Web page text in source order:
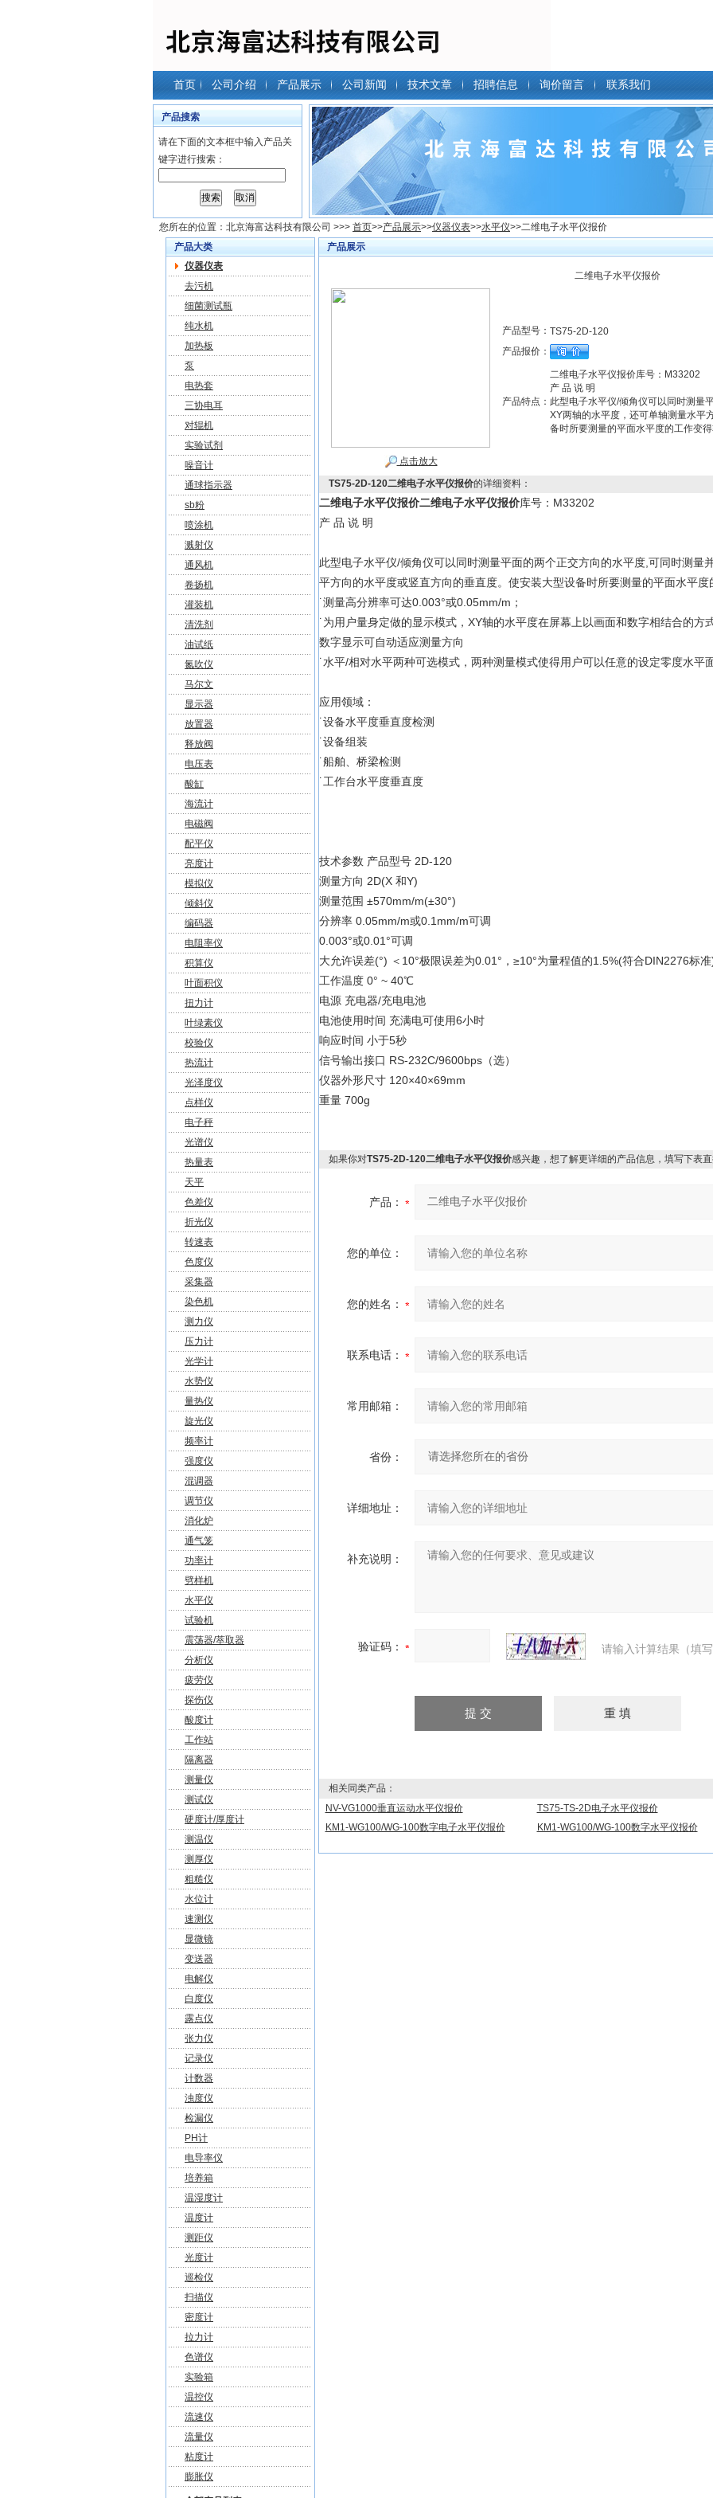
首页 公司介绍 产品展示 公司新闻 技术文章 招聘信息 询价留言 联系我们
产品搜索
请在下面的文本框中输入产品关
键字进行搜索：
您所在的位置： 北京海富达科技有限公司 >>> 首页>>产品展示>>仪器仪表>>水平仪>>二维电子水平仪报价
产品大类
仪器仪表
去污机
细菌测试瓶
纯水机
加热板
泵
电热套
三协电耳
对辊机
实验试剂
噪音计
通球指示器
sb粉
喷涂机
溅射仪
通风机
卷扬机
灌装机
清洗剂
油试纸
氮吹仪
马尔文
显示器
放置器
释放阀
电压表
酸缸
海流计
电磁阀
配平仪
亮度计
模拟仪
倾斜仪
编码器
电阻率仪
积算仪
叶面积仪
扭力计
叶绿素仪
校验仪
热流计
光泽度仪
点样仪
电子秤
光谱仪
热量表
天平
色差仪
折光仪
转速表
色度仪
采集器
染色机
测力仪
压力计
光学计
水势仪
量热仪
旋光仪
频率计
强度仪
混调器
调节仪
消化炉
通气笼
功率计
劈样机
水平仪
试验机
震荡器/萃取器
分析仪
疲劳仪
探伤仪
酸度计
工作站
隔离器
测量仪
测试仪
硬度计/厚度计
测温仪
测厚仪
粗糙仪
水位计
速测仪
显微镜
变送器
电解仪
白度仪
露点仪
张力仪
记录仪
计数器
浊度仪
检漏仪
PH计
电导率仪
培养箱
温湿度计
温度计
测距仪
光度计
巡检仪
扫描仪
密度计
拉力计
色谱仪
实验箱
温控仪
流速仪
流量仪
粘度计
膨胀仪
产品展示
二维电子水平仪报价
点击放大
产品型号： TS75-2D-120
产品报价：
产品特点：
二维电子水平仪报价库号：M33202
产 品 说 明
此型电子水平仪/倾角仪可以同时测量
XY两轴的水平度，还可单轴测量水平
备时所要测量的平面水平度的工作变
TS75-2D-120二维电子水平仪报价的详细资料：
二维电子水平仪报价二维电子水平仪报价库号：M33202
产 品 说 明
此型电子水平仪/倾角仪可以同时测量平面的两个正交方向的水平度,可同时测量
平方向的水平度或竖直方向的垂直度。使安装大型设备时所要测量的平面水平
˙测量高分辨率可达0.003°或0.05mm/m；
˙为用户量身定做的显示模式，XY轴的水平度在屏幕上以画面和数字相结合的
数字显示可自动适应测量方向
˙水平/相对水平两种可选模式，两种测量模式使得用户可以任意的设定零度水平
应用领域：
˙设备水平度垂直度检测
˙设备组装
˙船舶、桥梁检测
˙工作台水平度垂直度
技术参数 产品型号 2D-120
测量方向 2D(X 和Y)
测量范围 ±570mm/m(±30°)
分辨率 0.05mm/m或0.1mm/m可调
0.003°或0.01°可调
大允许误差(°) ＜10°极限误差为0.01°，≥10°为量程值的1.5%(符合DIN2276标
工作温度 0° ~ 40℃
电源 充电器/充电电池
电池使用时间 充满电可使用6小时
响应时间 小于5秒
信号输出接口 RS-232C/9600bps（选）
仪器外形尺寸 120×40×69mm
重量 700g
如果你对TS75-2D-120二维电子水平仪报价感兴趣，想了解更详细的产品信息，填写下表
产品：
您的单位：
您的姓名：
联系电话：
常用邮箱：
省份：
详细地址：
补充说明：
验证码： 请输入计算结果（填
相关同类产品：
NV-VG1000垂直运动水平仪报价
TS75-TS-2D电子水平仪报价
KM1-WG100/WG-100数字电子水平仪报价
KM1-WG100/WG-100数字水平仪报价